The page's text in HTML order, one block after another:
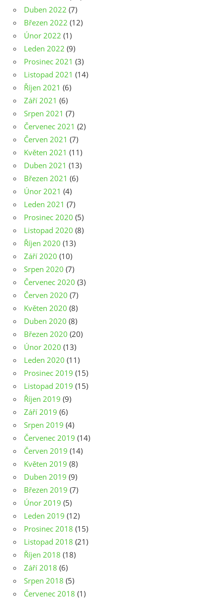
Duben 2022 (7)
Březen 2022 (12)
Únor 2022 (1)
Leden 2022 (9)
Prosinec 2021 (3)
Listopad 2021 (14)
Říjen 2021 (6)
Září 2021 (6)
Srpen 2021 (7)
Červenec 2021 (2)
Červen 2021 (7)
Květen 2021 (11)
Duben 2021 (13)
Březen 2021 (6)
Únor 2021 (4)
Leden 2021 (7)
Prosinec 2020 (5)
Listopad 2020 (8)
Říjen 2020 (13)
Září 2020 (10)
Srpen 2020 (7)
Červenec 2020 (3)
Červen 2020 (7)
Květen 2020 (8)
Duben 2020 (8)
Březen 2020 (20)
Únor 2020 (13)
Leden 2020 (11)
Prosinec 2019 (15)
Listopad 2019 (15)
Říjen 2019 (9)
Září 2019 (6)
Srpen 2019 (4)
Červenec 2019 (14)
Červen 2019 (14)
Květen 2019 (8)
Duben 2019 (9)
Březen 2019 (7)
Únor 2019 (5)
Leden 2019 (12)
Prosinec 2018 (15)
Listopad 2018 (21)
Říjen 2018 (18)
Září 2018 (6)
Srpen 2018 (5)
Červenec 2018 (1)